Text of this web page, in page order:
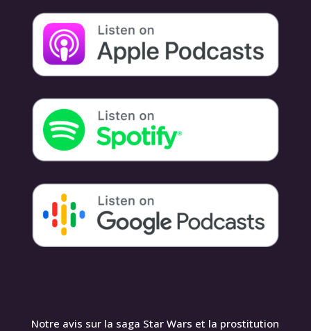
Notre avis sur la saga Star Wars et la prostitution